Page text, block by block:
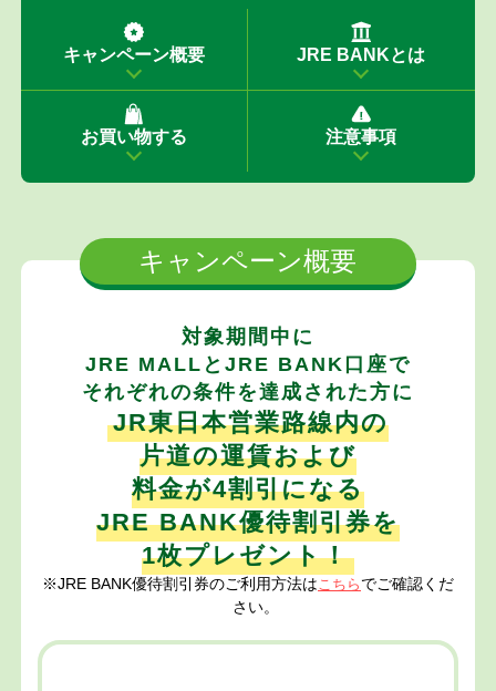
R
A
タ
キャンペーン概要 JRE BANKとは
お買い物する 注意事項
キャンペーン概要
対象期間中に
JRE MALLとJRE BANK口座で
それぞれの条件を達成された方に
JR東日本営業路線内の
片道の運賃および
料金が4割引になる
JRE BANK優待割引券を
1枚プレゼント！
※JRE BANK優待割引券のご利用方法はこちら でご確認くだ
さい。